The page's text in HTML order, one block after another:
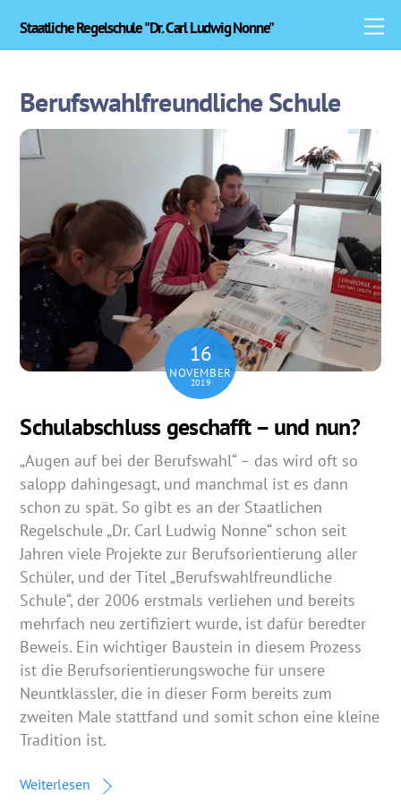
Staatliche Regelschule "Dr. Carl Ludwig Nonne"
Berufswahlfreundliche Schule
16
NOVEMBER
2019
Schulabschluss geschafft – und nun?
„Augen auf bei der Berufswahl“ – das wird oft so
salopp dahingesagt, und manchmal ist es dann
schon zu spät. So gibt es an der Staatlichen
Regelschule „Dr. Carl Ludwig Nonne“ schon seit
Jahren viele Projekte zur Berufsorientierung aller
Schüler, und der Titel „Berufswahlfreundliche
Schule“, der 2006 erstmals verliehen und bereits
mehrfach neu zertifiziert wurde, ist dafür beredter
Beweis. Ein wichtiger Baustein in diesem Prozess
ist die Berufsorientierungswoche für unsere
Neuntklässler, die in dieser Form bereits zum
zweiten Male stattfand und somit schon eine kleine
Tradition ist.
Weiterlesen